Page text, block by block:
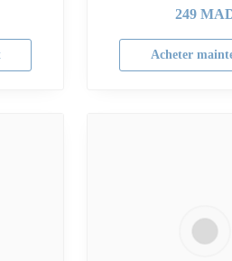
249
Acheter